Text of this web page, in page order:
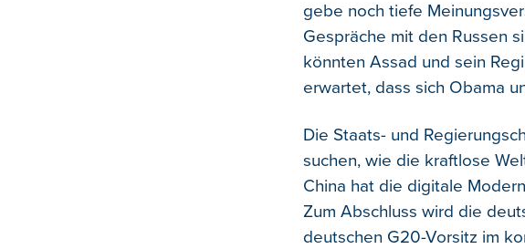
gebe noch tiefe
Gespräche mit den Russen
könnten Assad und sein
erwartet, dass sich Obama
Die Staats- und
suchen, wie die kraftlose
China hat die digitale
Zum Abschluss wird die
deutschen G20-Vorsitz im